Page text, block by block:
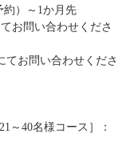
約）～1か月先
お問い合わせくださ
てお問い合わせくださ
～40名様コース］：